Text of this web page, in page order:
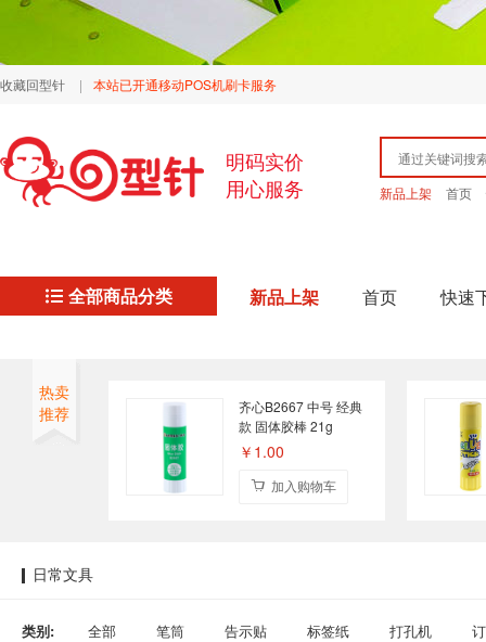
收藏回型针 | 本站已开通移动POS机刷卡服务
明码实价
用心服务
新品上架 首页
全部商品分类 新品上架 首页 快速
热卖
推荐
齐心B2667 中号 经典
款 固体胶棒 21g
￥1.00
加入购物车
日常文具
类别: 全部 笔筒 告示贴 标签纸 打孔机